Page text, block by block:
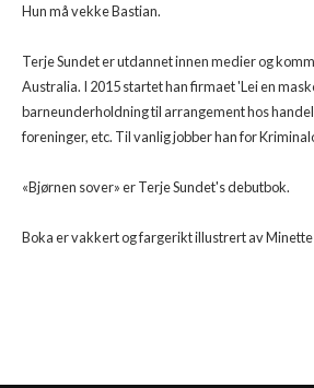
Hun må vekke Bastian.
Terje Sundet er utdannet innen medier og
Australia. I 2015 startet han firmaet 'Lei en
barneunderholdning til arrangement hos
foreninger, etc. Til vanlig jobber han for
«Bjørnen sover» er Terje Sundet's debutbok.
Boka er vakkert og fargerikt illustrert av